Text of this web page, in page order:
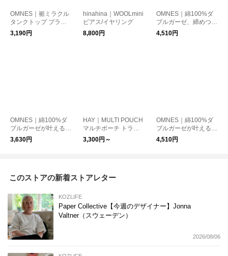
OMNES｜裾ミラクル
タンクトップ ブラも
脇も気にならない
3,190円
hinahina｜WOOLmini
ピアス/イヤリング
8,800円
OMNES｜綿100%ダ
ブルガーゼ、締めつけ
ゼロで美シルエット。
涼し気コクーンイージ
4,510円
OMNES｜綿100%ダ
ブルガーゼが叶える、
涼しさと優しい肌ざわ
りのフレアシャツ
3,630円
HAY｜MULTI POUCH
マルチポーチ トラベ
ルグッズ【日本正規代
理店品】 トラベルグ
3,300円～
OMNES｜綿100%ダ
ブルガーゼが叶える、
軽やか涼し気フーディ
ーベスト
4,510円
このストアの新着ストアレター
KOZLIFE
Paper Collective【今週のデザイナー】Jonna
Valtner（スウェーデン）
2026/08/06